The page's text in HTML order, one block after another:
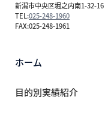
新潟市中央区堀之内南1-32-16
TEL:025-248-1960
FAX:025-248-1961
ホーム
目的別実績紹介